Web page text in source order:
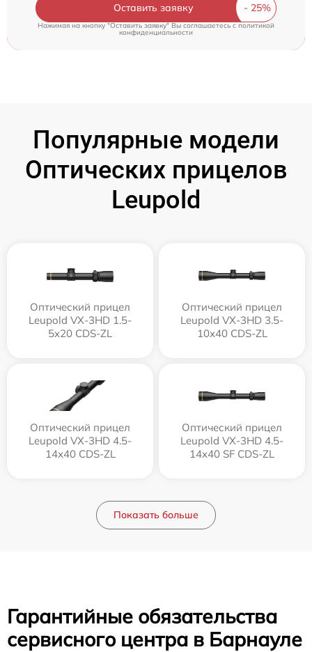
Оставить заявку
Нажимая на кнопку "Оставить заявку" Вы соглашаетесь cполитикой
конфиденциальности
Популярные модели
Оптических прицелов
Leupold
Оптический прицел
Leupold VX-3HD 1.5-
5x20 CDS-ZL
Оптический прицел
Leupold VX-3HD 3.5-
10x40 CDS-ZL
Оптический прицел
Leupold VX-3HD 4.5-
14x40 CDS-ZL
Оптический прицел
Leupold VX-3HD 4.5-
14x40 SF CDS-ZL
Показать больше
Гарантийные обязательства
сервисного центра в Барнауле